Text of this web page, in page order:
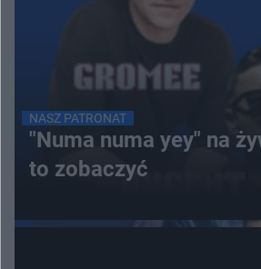
NASZ PATRONAT
"Numa numa yey" na
to zobaczyć